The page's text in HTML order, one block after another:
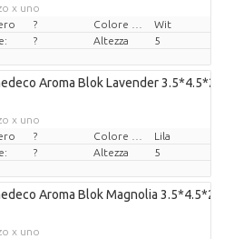
x uno
?
Wit
? Altezza 5
Aroma Blok Lavender 3.5*4.5*2cm
x uno
?
Lila
? Altezza 5
Aroma Blok Magnolia 3.5*4.5*2cm
x uno